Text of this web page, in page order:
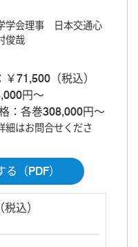
学会理事 日本交通心
俊哉
71,500（税込）
円～
：各巻308,000円～
はお問合せくださ
（PDF）
込）